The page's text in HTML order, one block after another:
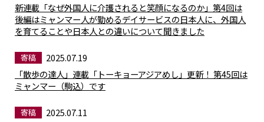
新連載「なぜ外国人に介護されると笑顔になるのか」第4回は
後編はミャンマー人が勤めるデイサービスの日本人に、外国人
を育てることや日本人との違いについて聞きました
寄稿
2025.07.19
「散歩の達人」連載「トーキョーアジアめし」更新！ 第45回は
ミャンマー（駒込）です
寄稿
2025.07.11